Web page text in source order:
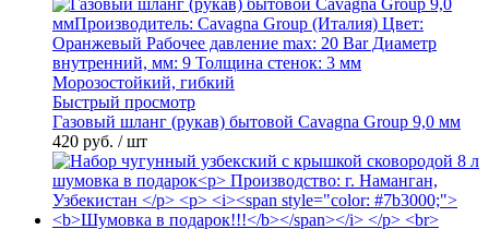
Быстрый просмотр
Газовый шланг (рукав) бытовой Cavagna Group 9,0 мм
420 руб. / шт